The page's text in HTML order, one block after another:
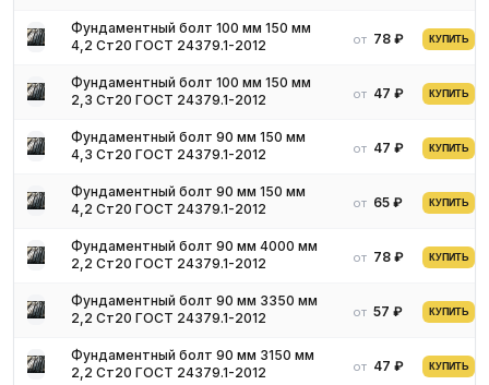
серебром.
обычной прочности;
фрикционные;
с несущими болтами.
Изделия маркируются знаком класса прочности и заводским
клеймом. На болтах с левой резьбой ставится специальный
знак. Маркировка может быть как выпуклой, так и выбитой.
Знаки располагаются на торцевой или боковой поверхности.
быть углубленными.
Области применения
Фундаментный болт 100 мм 150 мм
4,2 Ст20 ГОСТ 24379.1-2012
от 78 ₽ КУПИТЬ
Фундаментный болт 100 мм 150 мм
2,3 Ст20 ГОСТ 24379.1-2012
от 47 ₽ КУПИТЬ
Фундаментный болт 90 мм 150 мм
4,3 Ст20 ГОСТ 24379.1-2012
от 47 ₽ КУПИТЬ
Фундаментный болт 90 мм 150 мм
4,2 Ст20 ГОСТ 24379.1-2012
от 65 ₽ КУПИТЬ
Фундаментный болт 90 мм 4000 мм
2,2 Ст20 ГОСТ 24379.1-2012
от 78 ₽ КУПИТЬ
Фундаментный болт 90 мм 3350 мм
2,2 Ст20 ГОСТ 24379.1-2012
от 57 ₽ КУПИТЬ
Фундаментный болт 90 мм 3150 мм
2,2 Ст20 ГОСТ 24379.1-2012
от 47 ₽ КУПИТЬ